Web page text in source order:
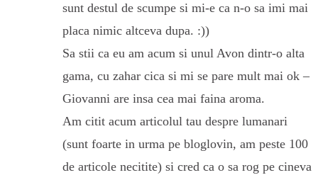
sunt destul de scumpe si mi-e ca n-o sa imi mai
placa nimic altceva dupa. :))
Sa stii ca eu am acum si unul Avon dintr-o alta
gama, cu zahar cica si mi se pare mult mai ok –
Giovanni are insa cea mai faina aroma.
Am citit acum articolul tau despre lumanari
(sunt foarte in urma pe bloglovin, am peste 100
de articole necitite) si cred ca o sa rog pe cineva